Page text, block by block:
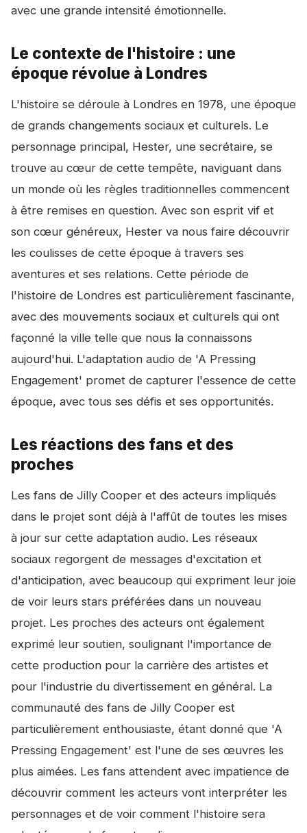
avec une grande intensité émotionnelle.
Le contexte de l'histoire : une
époque révolue à Londres
L'histoire se déroule à Londres en 1978, une époque
de grands changements sociaux et culturels. Le
personnage principal, Hester, une secrétaire, se
trouve au cœur de cette tempête, naviguant dans
un monde où les règles traditionnelles commencent
à être remises en question. Avec son esprit vif et
son cœur généreux, Hester va nous faire découvrir
les coulisses de cette époque à travers ses
aventures et ses relations. Cette période de
l'histoire de Londres est particulièrement fascinante,
avec des mouvements sociaux et culturels qui ont
façonné la ville telle que nous la connaissons
aujourd'hui. L'adaptation audio de 'A Pressing
Engagement' promet de capturer l'essence de cette
époque, avec tous ses défis et ses opportunités.
Les réactions des fans et des
proches
Les fans de Jilly Cooper et des acteurs impliqués
dans le projet sont déjà à l'affût de toutes les mises
à jour sur cette adaptation audio. Les réseaux
sociaux regorgent de messages d'excitation et
d'anticipation, avec beaucoup qui expriment leur joie
de voir leurs stars préférées dans un nouveau
projet. Les proches des acteurs ont également
exprimé leur soutien, soulignant l'importance de
cette production pour la carrière des artistes et
pour l'industrie du divertissement en général. La
communauté des fans de Jilly Cooper est
particulièrement enthousiaste, étant donné que 'A
Pressing Engagement' est l'une de ses œuvres les
plus aimées. Les fans attendent avec impatience de
découvrir comment les acteurs vont interpréter les
personnages et de voir comment l'histoire sera